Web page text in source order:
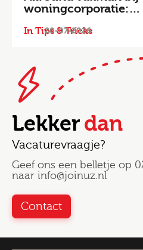
woningcorporatie:…
In Tips & Tricks
20-07-2026
Lekkerdan
Vacaturevraagje?
Geef ons een belletje op
naar info@joinuz.nl
Contact